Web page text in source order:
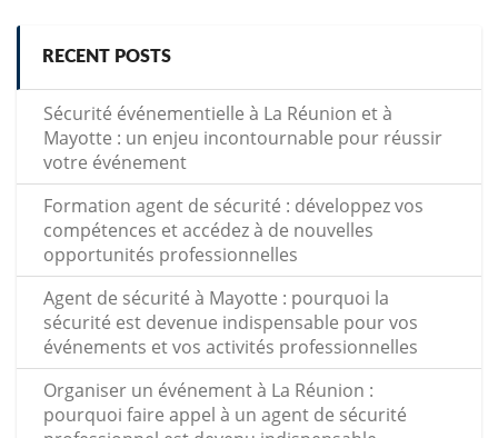
RECENT POSTS
Sécurité événementielle à La Réunion et à
Mayotte : un enjeu incontournable pour réussir
votre événement
Formation agent de sécurité : développez vos
compétences et accédez à de nouvelles
opportunités professionnelles
Agent de sécurité à Mayotte : pourquoi la
sécurité est devenue indispensable pour vos
événements et vos activités professionnelles
Organiser un événement à La Réunion :
pourquoi faire appel à un agent de sécurité